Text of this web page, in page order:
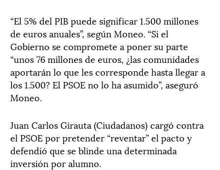
“El 5% del PIB puede significar 1.500 millones
de euros anuales”, según Moneo. “Si el
Gobierno se compromete a poner su parte
“unos 76 millones de euros, ¿las comunidades
aportarán lo que les corresponde hasta llegar a
los 1.500? El PSOE no lo ha asumido”, aseguró
Moneo.
Juan Carlos Girauta (Ciudadanos) cargó contra
el PSOE por pretender “reventar” el pacto y
defendió que se blinde una determinada
inversión por alumno.